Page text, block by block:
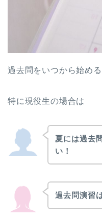
過去問をいつから始め
特に現役生の場合は
夏には過去
い！
過去問演習